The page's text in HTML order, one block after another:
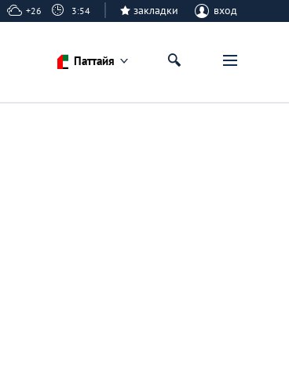
+26 3:54 закладки вход
Паттайя